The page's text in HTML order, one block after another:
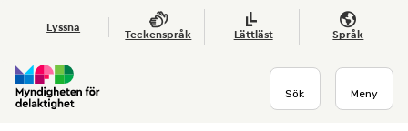
Hoppa till huvudmenyn
Lyssna
Teckenspråk Lättläst Språk
Sök Meny